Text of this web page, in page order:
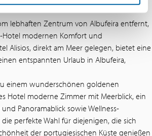
lebhaften Zentrum von Albufeira entfernt,
Hotel modernen Komfort und
Alisios, direkt am Meer gelegen, bietet eine
entspannten Urlaub in Albufeira,
einem wunderschönen goldenen
Hotel moderne Zimmer mit Meerblick, ein
und Panoramablick sowie Wellness-
die perfekte Wahl für diejenigen, die sich
der portugiesischen Küste genießen